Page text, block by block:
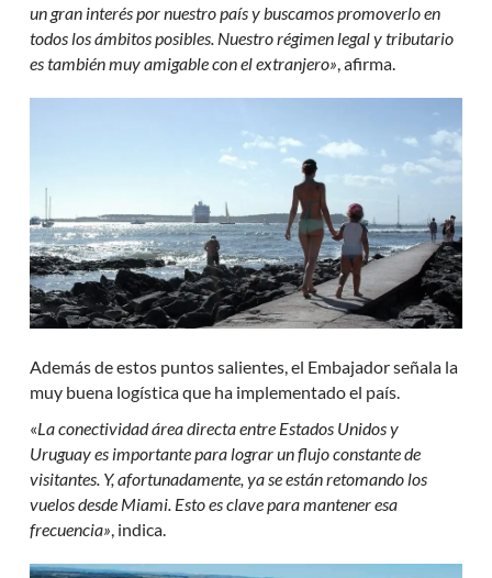
un gran interés por nuestro país y buscamos promoverlo en
todos los ámbitos posibles. Nuestro régimen legal y tributario
es también muy amigable con el extranjero» , afirma.
Además de estos puntos salientes, el Embajador señala la
muy buena logística que ha implementado el país.
«La conectividad área directa entre Estados Unidos y
Uruguay es importante para lograr un flujo constante de
visitantes. Y, afortunadamente, ya se están retomando los
vuelos desde Miami. Esto es clave para mantener esa
frecuencia», indica.